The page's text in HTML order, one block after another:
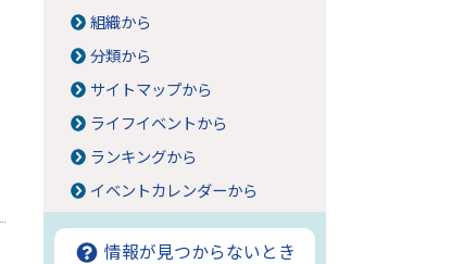
組織から
分類から
サイトマップから
ライフイベントから
ランキングから
イベントカレンダーから
情報が見つからないとき